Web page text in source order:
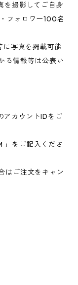
を撮影してご自身
フォロワー100名
に写真を掲載可能
る情報等は公表い
カウントIDをご
」をご記入くださ
はご注文をキャン